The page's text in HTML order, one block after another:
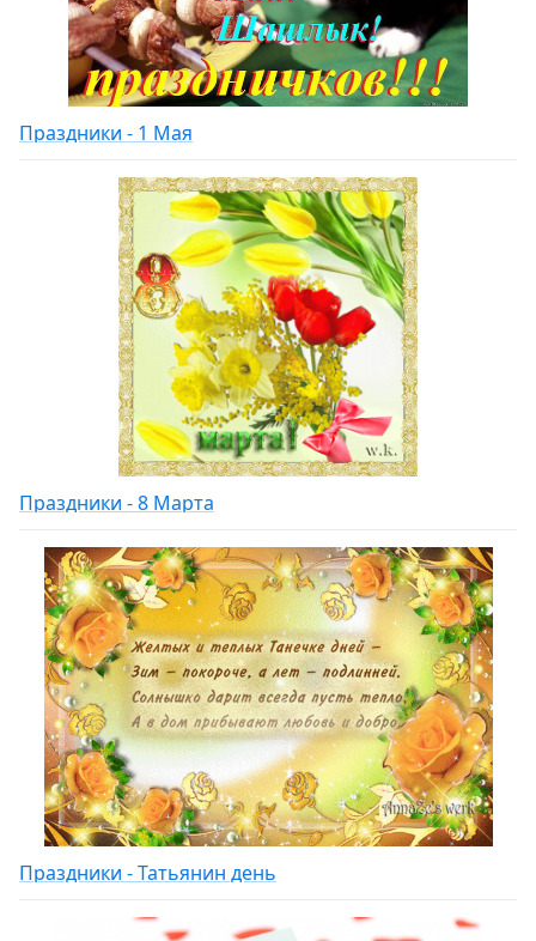
Праздники - 1 Мая
Праздники - 8 Марта
Праздники - Татьянин день